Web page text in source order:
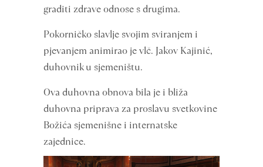
graditi zdrave odnose s drugima.
Pokorničko slavlje svojim sviranjem i
pjevanjem animirao je vlč. Jakov Kajinić,
duhovnik u sjemeništu.
Ova duhovna obnova bila je i bliža
duhovna priprava za proslavu svetkovine
Božića sjemenišne i internatske
zajednice.